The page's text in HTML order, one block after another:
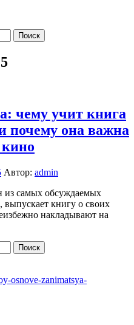
чему учит книга
почему она важна
Автор: admin
из самых обсуждаемых
выпускает книгу о своих
накладывают на
osnove-zanimatsya-